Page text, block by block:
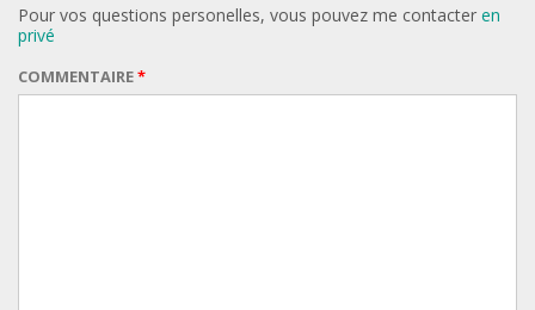
Pour vos questions personelles, vous pouvez me contacter en
privé
COMMENTAIRE*